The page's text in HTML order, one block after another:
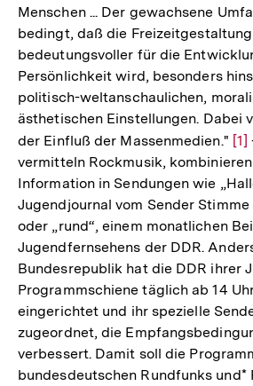
Menschen ... Der gewachsene
bedingt, daß die
bedeutungsvoller für die
Persönlichkeit wird, besonders
politisch-weltanschaulichen,
ästhetischen Einstellungen. Dabei
der Einfluß der Massenmedien." [1]
vermitteln Rockmusik,
Information in Sendungen wie
Jugendjournal vom Sender Stimme
oder „rund“, einem monatlichen
Jugendfernsehens der DDR.
Bundesrepublik hat die DDR ihrer
Programmschiene täglich ab 14
eingerichtet und ihr spezielle
zugeordnet, die
verbessert. Damit soll die
bundesdeutschen Rundfunks und*